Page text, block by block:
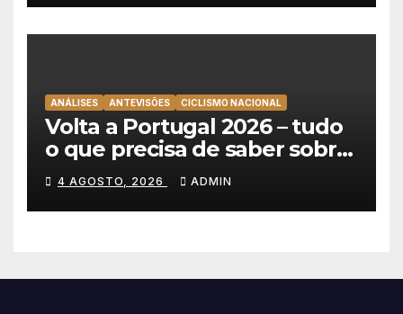
ANÁLISES ANTEVISÕES CICLISMO NACIONAL
Volta a Portugal 2026 – tudo
o que precisa de saber sobre
as equipas e o percurso
4 AGOSTO, 2026 ADMIN